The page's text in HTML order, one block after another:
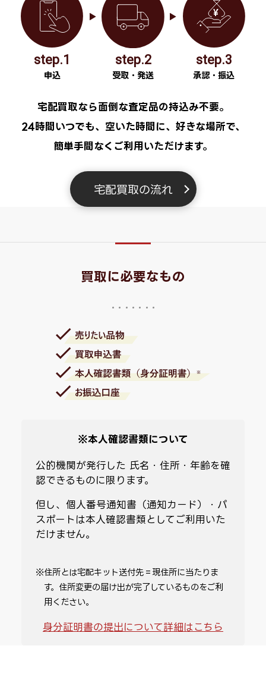
step.1
申込
step.2
受取・発送
step.3
承認・振込
宅配買取なら面倒な査定品の持込み不要。
24時間いつでも、空いた時間に、好きな場所で、
簡単手間なくご利用いただけます。
宅配買取の流れ
買取に必要なもの
※本人確認書類について
公的機関が発行した 氏名・住所・年齢を確
認できるものに限ります。
但し、個人番号通知書（通知カード）・パ
スポートは本人確認書類としてご利用いた
だけません。
※住所とは宅配キット送付先＝現住所に当たりま
す。住所変更の届け出が完了しているものをご利
用ください。
身分証明書の提出について詳細はこちら